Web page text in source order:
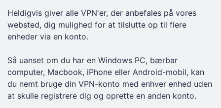
Heldigvis giver alle VPN'er, der anbefales på vores
websted, dig mulighed for at tilslutte op til flere
enheder via en konto.
Så uanset om du har en Windows PC, bærbar
computer, Macbook, iPhone eller Android-mobil, kan
du nemt bruge din VPN-konto med enhver enhed uden
at skulle registrere dig og oprette en anden konto.